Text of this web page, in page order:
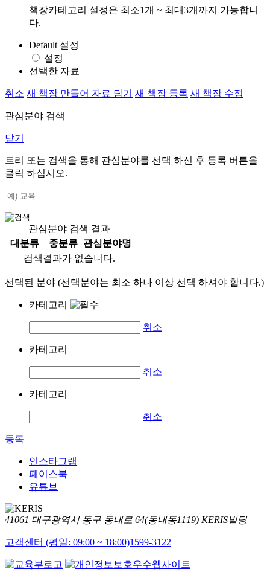
책장카테고리 설정은 최소1개 ~ 최대3개까지 가능합니
다.
Default 설정
설정
선택한 자료
취소 새 책장 만들어 자료 담기 새 책장 등록 새 책장 수정
관심분야 검색
닫기
트리 또는 검색을 통해 관심분야를 선택 하신 후 등록 버튼을
클릭 하십시오.
관심분야 검색 결과
대분류
중분류
관심분야명
검색결과가 없습니다.
선택된 분야 (선택분야는 최소 하나 이상 선택 하셔야 합니다.)
카테고리
취소
카테고리
취소
카테고리
취소
등록
인스타그램
페이스북
유튜브
41061 대구광역시 동구 동내로 64(동내동1119) KERIS빌딩
고객센터 (평일: 09:00 ~ 18:00)1599-3122